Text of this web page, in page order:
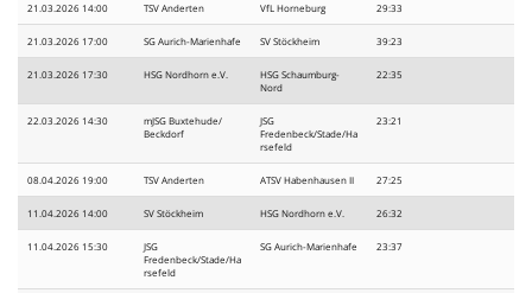
21.03.2026 14:00 TSV Anderten VfL Horneburg 29:33
21.03.2026 17:00 SG Aurich-Marienhafe SV Stöckheim 39:23
21.03.2026 17:30 HSG Nordhorn e.V.
HSG Schaumburg-
Nord
22:35
22.03.2026 14:30
mJSG Buxtehude/
Beckdorf
JSG
Fredenbeck/Stade/Ha
rsefeld
23:21
08.04.2026 19:00 TSV Anderten ATSV Habenhausen II 27:25
11.04.2026 14:00 SV Stöckheim HSG Nordhorn e.V. 26:32
11.04.2026 15:30
JSG
Fredenbeck/Stade/Ha
rsefeld
SG Aurich-Marienhafe 23:37